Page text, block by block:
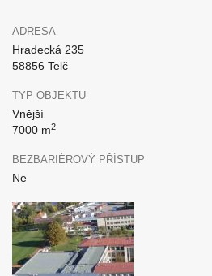
ADRESA
Hradecká 235
58856 Telč
TYP OBJEKTU
Vnější
7000 m2
BEZBARIÉROVÝ PŘÍSTUP
Ne